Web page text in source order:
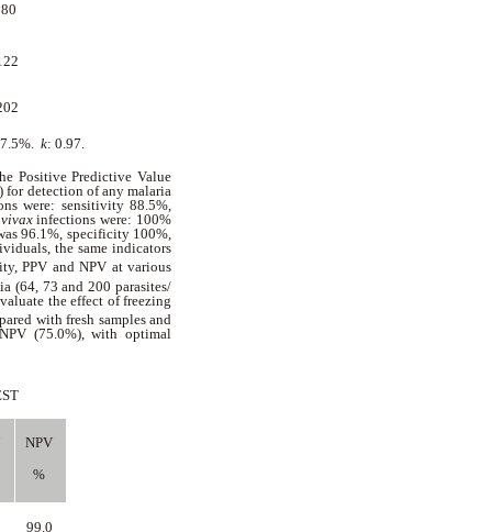
80
k: 0.97.
Positive Predictive Value
for detection of any malaria
were: sensitivity 88.5%,
vivaxinfections were: 100%
96.1%, specificity 100%,
the same indicators
PPV and NPV at various
(64, 73 and 200 parasites/
the effect of freezing
with fresh samples and
(75.0%), with optimal
NPV
%
99.0